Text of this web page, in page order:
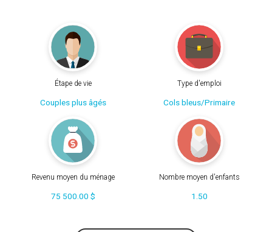
Étape de vie
Couples plus âgés
Type d'emploi
Cols bleus/Primaire
Revenu moyen du ménage
75 500.00 $
Nombre moyen d'enfants
1.50